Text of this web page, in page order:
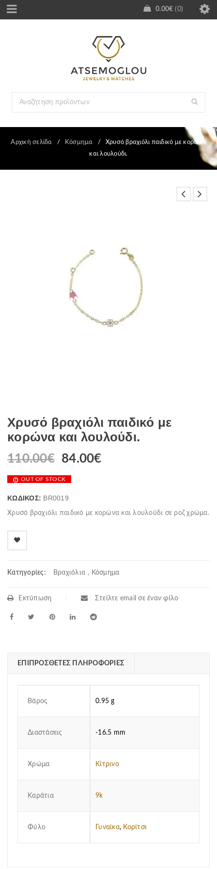
0.00€ 0
Αρχική σελίδα / Κόσμημα /
Χρυσό βραχιόλι παιδικό με κορώνα
και λουλούδι.
Χρυσό βραχιόλι παιδικό με
κορώνα και λουλούδι.
110.00€ 84.00€
OUT OF STOCK
ΚΩΔΙΚΌΣ: BR0019
Χρυσό βραχιόλι παιδικό με κορώνα και λουλούδι σε ροζ χρώμα.
Κατηγορίες: Βραχιόλια , Κόσμημα
Εκτύπωση Στείλτε email σε έναν φίλο
ΕΠΙΠΡΌΣΘΕΤΕΣ ΠΛΗΡΟΦΟΡΊΕΣ
Βάρος 0.95 g
Διαστάσεις -16.5 mm
Χρώμα Κίτρινο
Καράτια 9k
Φύλο Γυναίκα, Κορίτσι